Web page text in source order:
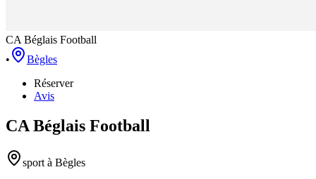
CA Béglais Football
•
Bègles
Réserver
Avis
CA Béglais Football
sport à Bègles